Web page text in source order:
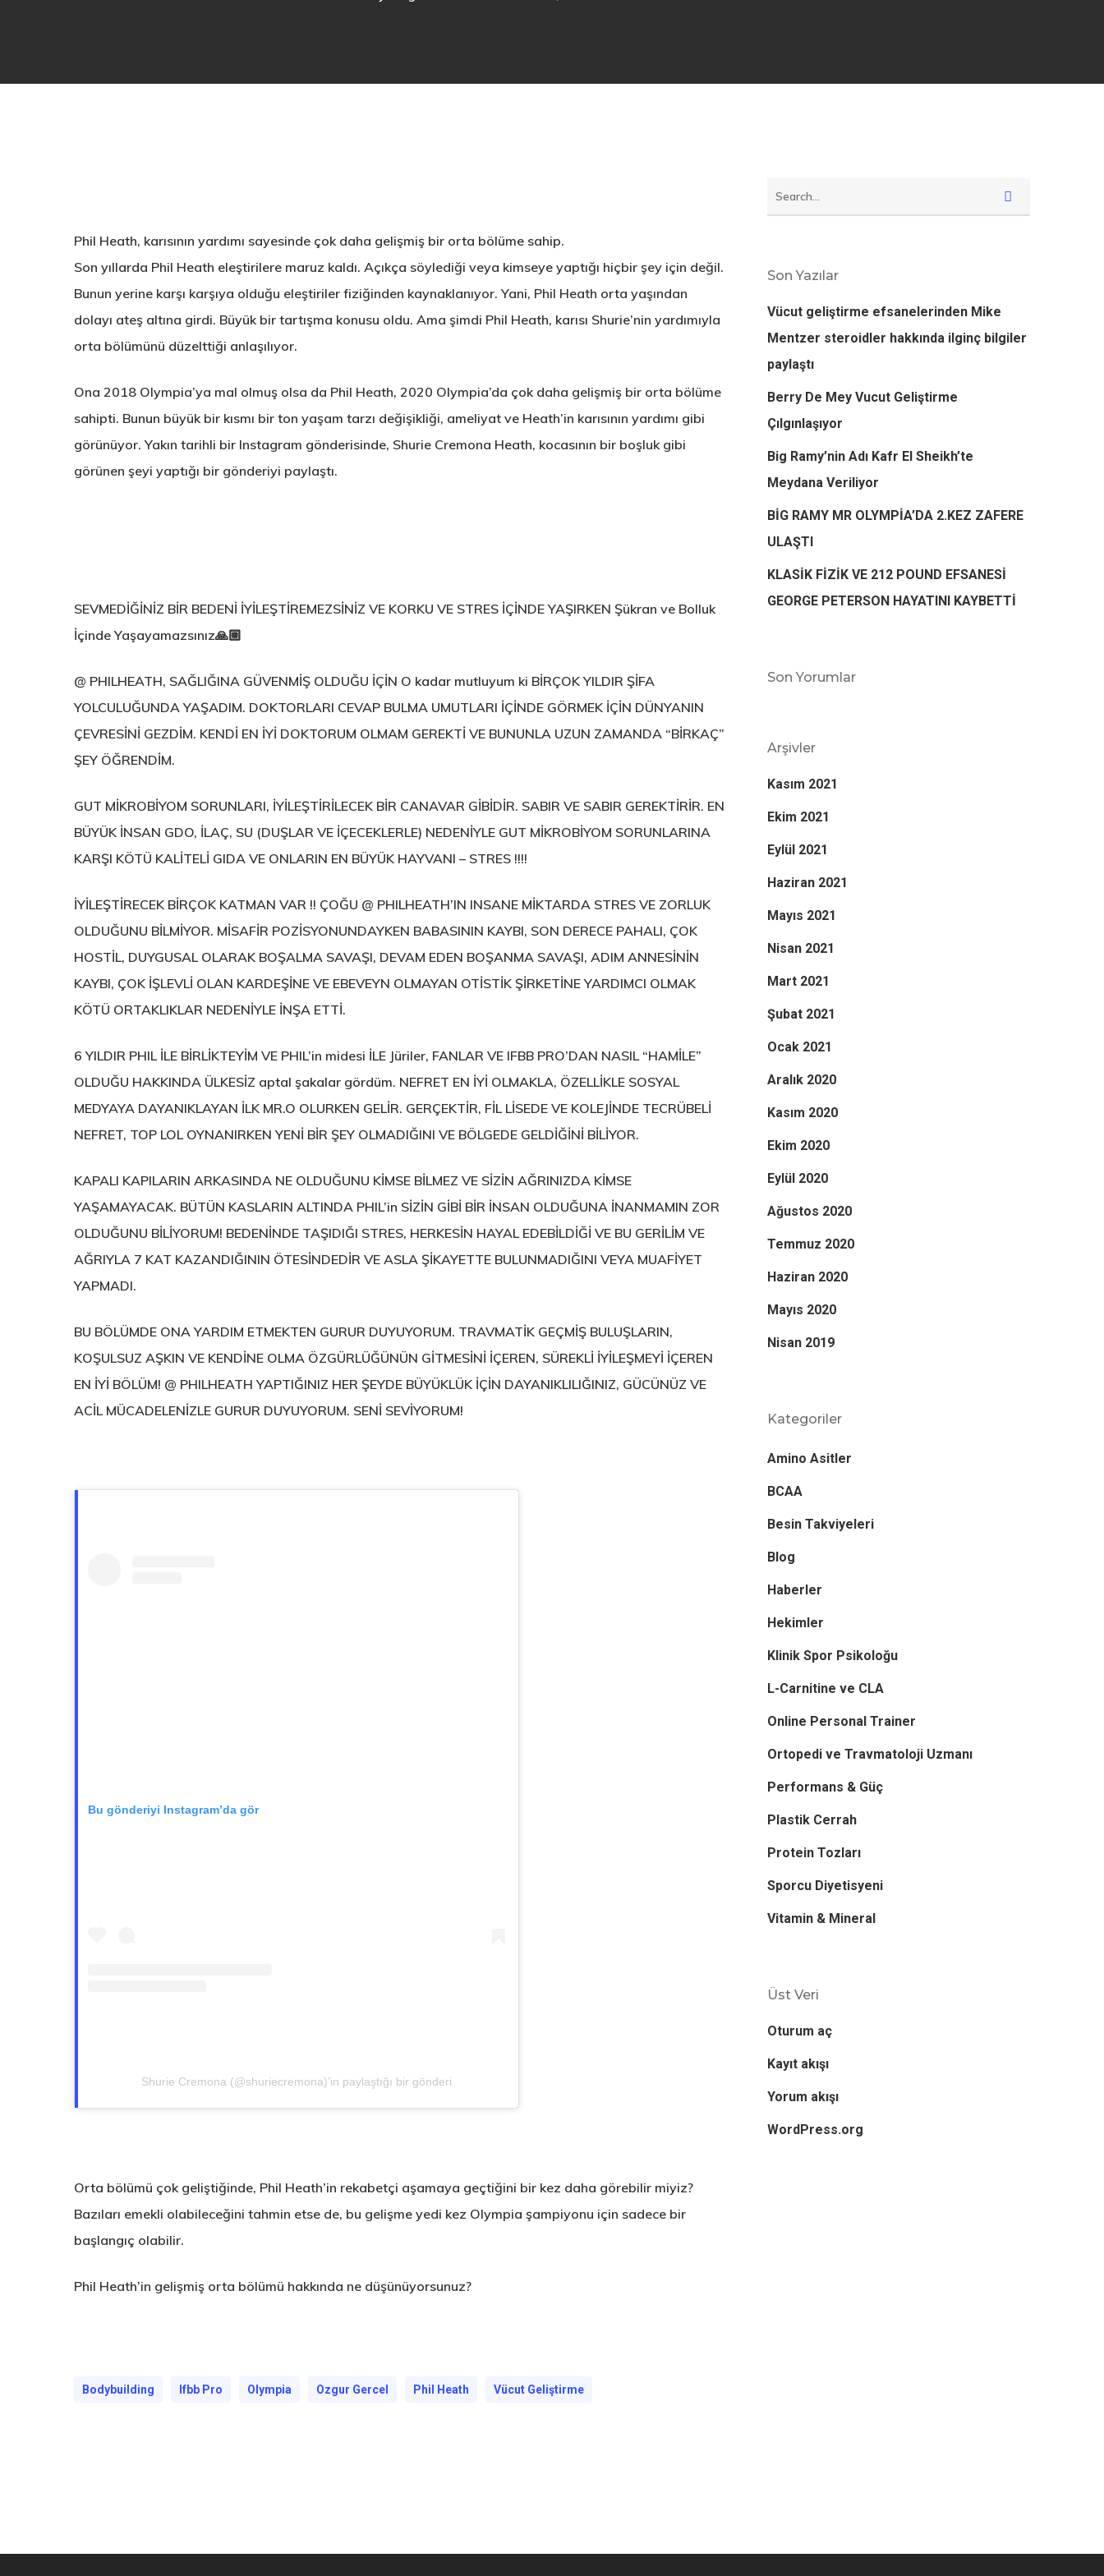
Phil Heath, karısının yardımı sayesinde çok daha gelişmiş bir orta bölüme sahip.
Son yıllarda Phil Heath eleştirilere maruz kaldı. Açıkça söylediği veya kimseye yaptığı hiçbir şey için değil.
Bunun yerine karşı karşıya olduğu eleştiriler fiziğinden kaynaklanıyor. Yani, Phil Heath orta yaşından
dolayı ateş altına girdi. Büyük bir tartışma konusu oldu. Ama şimdi Phil Heath, karısı Shurie’nin yardımıyla
orta bölümünü düzelttiği anlaşılıyor.
Ona 2018 Olympia’ya mal olmuş olsa da Phil Heath, 2020 Olympia’da çok daha gelişmiş bir orta bölüme
sahipti. Bunun büyük bir kısmı bir ton yaşam tarzı değişikliği, ameliyat ve Heath’in karısının yardımı gibi
görünüyor. Yakın tarihli bir Instagram gönderisinde, Shurie Cremona Heath, kocasının bir boşluk gibi
görünen şeyi yaptığı bir gönderiyi paylaştı.
SEVMEDİĞİNİZ BİR BEDENİ İYİLEŞTİREMEZSİNİZ VE KORKU VE STRES İÇİNDE YAŞIRKEN Şükran ve Bolluk
İçinde Yaşayamazsınız🙏🏼
@ PHILHEATH, SAĞLIĞINA GÜVENMİŞ OLDUĞU İÇİN O kadar mutluyum ki BİRÇOK YILDIR ŞİFA
YOLCULUĞUNDA YAŞADIM. DOKTORLARI CEVAP BULMA UMUTLARI İÇİNDE GÖRMEK İÇİN DÜNYANIN
ÇEVRESİNİ GEZDİM. KENDİ EN İYİ DOKTORUM OLMAM GEREKTİ VE BUNUNLA UZUN ZAMANDA “BİRKAÇ”
ŞEY ÖĞRENDİM.
GUT MİKROBİYOM SORUNLARI, İYİLEŞTİRİLECEK BİR CANAVAR GİBİDİR. SABIR VE SABIR GEREKTİRİR. EN
BÜYÜK İNSAN GDO, İLAÇ, SU (DUŞLAR VE İÇECEKLERLE) NEDENİYLE GUT MİKROBİYOM SORUNLARINA
KARŞI KÖTÜ KALİTELİ GIDA VE ONLARIN EN BÜYÜK HAYVANI – STRES !!!!
İYİLEŞTİRECEK BİRÇOK KATMAN VAR !! ÇOĞU @ PHILHEATH’IN INSANE MİKTARDA STRES VE ZORLUK
OLDUĞUNU BİLMİYOR. MİSAFİR POZİSYONUNDAYKEN BABASININ KAYBI, SON DERECE PAHALI, ÇOK
HOSTİL, DUYGUSAL OLARAK BOŞALMA SAVAŞI, DEVAM EDEN BOŞANMA SAVAŞI, ADIM ANNESİNİN
KAYBI, ÇOK İŞLEVLİ OLAN KARDEŞİNE VE EBEVEYN OLMAYAN OTİSTİK ŞİRKETİNE YARDIMCI OLMAK
KÖTÜ ORTAKLIKLAR NEDENİYLE İNŞA ETTİ.
6 YILDIR PHIL İLE BİRLİKTEYİM VE PHIL’in midesi İLE Jüriler, FANLAR VE IFBB PRO’DAN NASIL “HAMİLE”
OLDUĞU HAKKINDA ÜLKESİZ aptal şakalar gördüm. NEFRET EN İYİ OLMAKLA, ÖZELLİKLE SOSYAL
MEDYAYA DAYANIKLAYAN İLK MR.O OLURKEN GELİR. GERÇEKTİR, FİL LİSEDE VE KOLEJİNDE TECRÜBELİ
NEFRET, TOP LOL OYNANIRKEN YENİ BİR ŞEY OLMADIĞINI VE BÖLGEDE GELDİĞİNİ BİLİYOR.
KAPALI KAPILARIN ARKASINDA NE OLDUĞUNU KİMSE BİLMEZ VE SİZİN AĞRINIZDA KİMSE
YAŞAMAYACAK. BÜTÜN KASLARIN ALTINDA PHIL’in SİZİN GİBİ BİR İNSAN OLDUĞUNA İNANMAMIN ZOR
OLDUĞUNU BİLİYORUM! BEDENİNDE TAŞIDIĞI STRES, HERKESİN HAYAL EDEBİLDİĞİ VE BU GERİLİM VE
AĞRIYLA 7 KAT KAZANDIĞININ ÖTESİNDEDİR VE ASLA ŞİKAYETTE BULUNMADIĞINI VEYA MUAFİYET
YAPMADI.
BU BÖLÜMDE ONA YARDIM ETMEKTEN GURUR DUYUYORUM. TRAVMATİK GEÇMİŞ BULUŞLARIN,
KOŞULSUZ AŞKIN VE KENDİNE OLMA ÖZGÜRLÜĞÜNÜN GİTMESİNİ İÇEREN, SÜREKLİ İYİLEŞMEYİ İÇEREN
EN İYİ BÖLÜM! @ PHILHEATH YAPTIĞINIZ HER ŞEYDE BÜYÜKLÜK İÇİN DAYANIKLILIĞINIZ, GÜCÜNÜZ VE
ACİL MÜCADELENİZLE GURUR DUYUYORUM. SENİ SEVİYORUM!
Bu gönderiyi Instagram’da gör
Shurie Cremona (@shuriecremona)’in paylaştığı bir gönderi
Orta bölümü çok geliştiğinde, Phil Heath’in rekabetçi aşamaya geçtiğini bir kez daha görebilir miyiz?
Bazıları emekli olabileceğini tahmin etse de, bu gelişme yedi kez Olympia şampiyonu için sadece bir
başlangıç ​​olabilir.
Phil Heath’in gelişmiş orta bölümü hakkında ne düşünüyorsunuz?
Bodybuilding Ifbb Pro Olympia Ozgur Gercel Phil Heath Vücut Geliştirme
Son Yazılar
Vücut geliştirme efsanelerinden Mike
Mentzer steroidler hakkında ilginç bilgiler
paylaştı
Berry De Mey Vucut Geliştirme
Çılgınlaşıyor
Big Ramy’nin Adı Kafr El Sheikh’te
Meydana Veriliyor
BİG RAMY MR OLYMPİA’DA 2.KEZ ZAFERE
ULAŞTI
KLASİK FİZİK VE 212 POUND EFSANESİ
GEORGE PETERSON HAYATINI KAYBETTİ
Son Yorumlar
Arşivler
Kasım 2021
Ekim 2021
Eylül 2021
Haziran 2021
Mayıs 2021
Nisan 2021
Mart 2021
Şubat 2021
Ocak 2021
Aralık 2020
Kasım 2020
Ekim 2020
Eylül 2020
Ağustos 2020
Temmuz 2020
Haziran 2020
Mayıs 2020
Nisan 2019
Kategoriler
Amino Asitler
BCAA
Besin Takviyeleri
Blog
Haberler
Hekimler
Klinik Spor Psikoloğu
L-Carnitine ve CLA
Online Personal Trainer
Ortopedi ve Travmatoloji Uzmanı
Performans & Güç
Plastik Cerrah
Protein Tozları
Sporcu Diyetisyeni
Vitamin & Mineral
Üst Veri
Oturum aç
Kayıt akışı
Yorum akışı
WordPress.org